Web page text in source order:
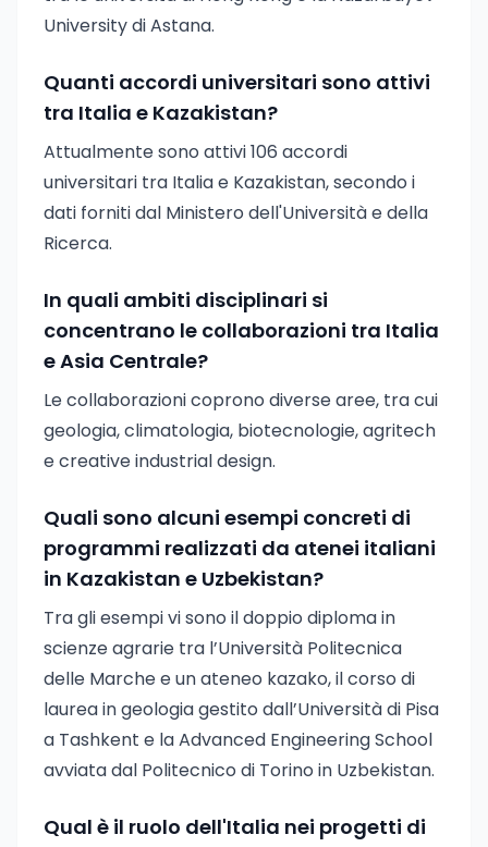
University di Astana.
Quanti accordi universitari sono attivi
tra Italia e Kazakistan?
Attualmente sono attivi 106 accordi
universitari tra Italia e Kazakistan, secondo i
dati forniti dal Ministero dell'Università e della
Ricerca.
In quali ambiti disciplinari si
concentrano le collaborazioni tra Italia
e Asia Centrale?
Le collaborazioni coprono diverse aree, tra cui
geologia, climatologia, biotecnologie, agritech
e creative industrial design.
Quali sono alcuni esempi concreti di
programmi realizzati da atenei italiani
in Kazakistan e Uzbekistan?
Tra gli esempi vi sono il doppio diploma in
scienze agrarie tra l’Università Politecnica
delle Marche e un ateneo kazako, il corso di
laurea in geologia gestito dall’Università di Pisa
a Tashkent e la Advanced Engineering School
avviata dal Politecnico di Torino in Uzbekistan.
Qual è il ruolo dell'Italia nei progetti di